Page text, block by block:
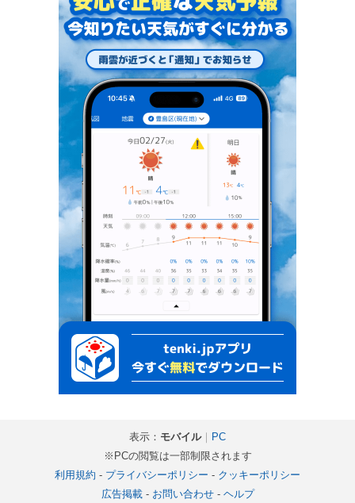
表示： モバイル｜ PC
※PCの閲覧は一部制限されます
利用規約 - プライバシーポリシー - クッキーポリシー
広告掲載- お問い合わせ- ヘルプ